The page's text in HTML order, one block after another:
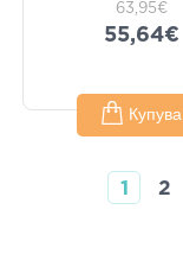
63,95€
55,64€
Купува
1 2